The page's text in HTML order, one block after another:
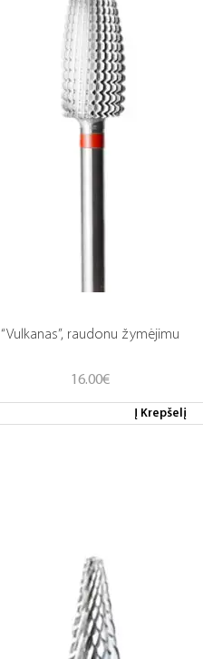
“Vulkanas”, raudonu žymėjimu
16.00€
Į Krepšelį